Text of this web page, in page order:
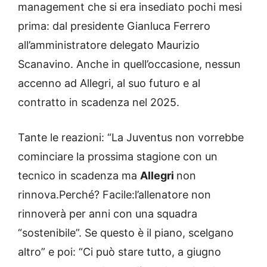
management che si era insediato pochi mesi
prima: dal presidente Gianluca Ferrero
all’amministratore delegato Maurizio
Scanavino. Anche in quell’occasione, nessun
accenno ad Allegri, al suo futuro e al
contratto in scadenza nel 2025.
Tante le reazioni: “La Juventus non vorrebbe
cominciare la prossima stagione con un
tecnico in scadenza ma Allegri non
rinnova.Perché? Facile:l’allenatore non
rinnoverà per anni con una squadra
“sostenibile”. Se questo è il piano, scelgano
altro” e poi: “Ci può stare tutto, a giugno